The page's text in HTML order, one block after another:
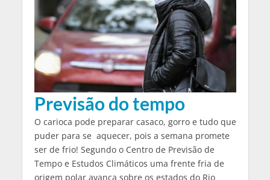
Previsão do tempo
O carioca pode preparar casaco, gorro e tudo que
puder para se aquecer, pois a semana promete
ser de frio! Segundo o Centro de Previsão de
Tempo e Estudos Climáticos uma frente fria de
origem polar avança sobre os estados do Rio